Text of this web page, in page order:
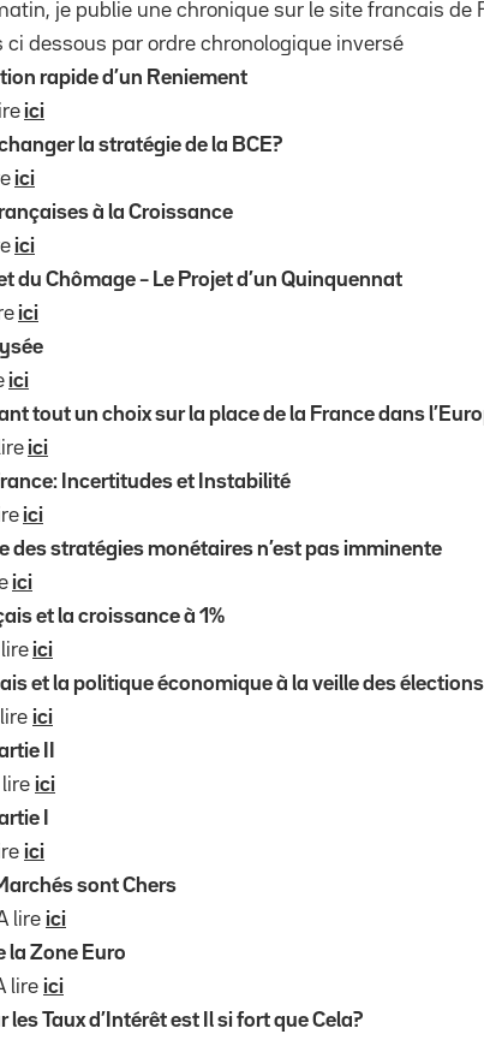
je publie une chronique sur le site francais de
ci dessous par ordre chronologique inversé
rapide d’un Reniement
ici
la stratégie de la BCE?
ici
à la Croissance
ici
du Chômage – Le Projet d’un Quinquennat
ici
ici
tout un choix sur la place de la France dans
ici
Incertitudes et Instabilité
ici
des stratégies monétaires n’est pas imminente
ici
et la croissance à 1%
ici
et la politique économique à la veille des élections
ici
II
ici
I
ici
sont Chers
lire ici
la Zone Euro
lire ici
Taux d’Intérêt est Il si fort que Cela?